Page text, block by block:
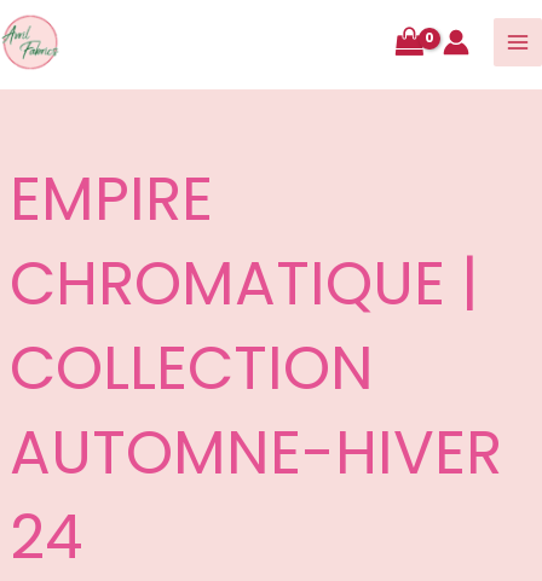
contenu
EMPIRE
CHROMATIQUE |
COLLECTION
AUTOMNE-HIVER
24